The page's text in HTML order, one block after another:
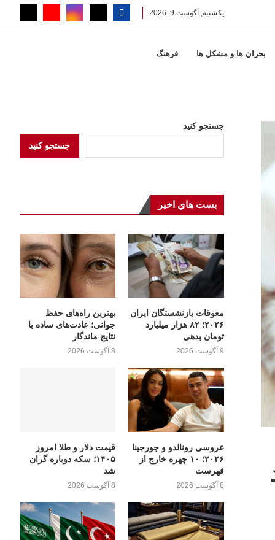
یکشنبه, آگوست 9, 2026
بحران ها و مشكل ها فرهنگ
جستجو کنید
جستجو کنید
بست هاي اخير
معوقات بازنشستگان ایران
۲۰۲۶؛ ۸۲ هزار میلیارد
تومان بدهی
9 آگوست 2026
بهترین راه‌های حفظ
جوانی؛ عادت‌های ساده با
نتایج ماندگار
8 آگوست 2026
عروسی رونالدو و جورجینا
۲۰۲۶؛ ۱۰ چهره خارج از
فهرست
8 آگوست 2026
قیمت دلار و طلا امروز
۱۴۰۵؛ سکه دوباره گران
شد
8 آگوست 2026